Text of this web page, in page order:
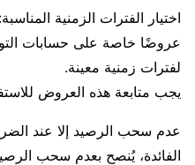
اختيار الفترات الزمنية
عروضًا خاصة على حسابات
لفترات زمنية معينة.
يجب متابعة هذه العروض
عدم سحب الرصيد إلا عند
الفائدة، يُنصح بعدم سحب